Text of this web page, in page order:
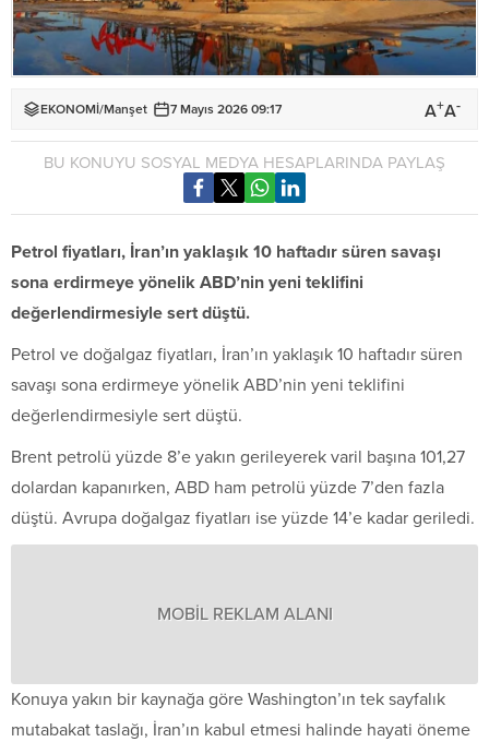
EKONOMİ/Manşet 7 Mayıs 2026 09:17 A+A-
BU KONUYU SOSYAL MEDYA HESAPLARINDA PAYLAŞ
Petrol fiyatları, İran’ın yaklaşık 10 haftadır süren savaşı
sona erdirmeye yönelik ABD’nin yeni teklifini
değerlendirmesiyle sert düştü.
Petrol ve doğalgaz fiyatları, İran’ın yaklaşık 10 haftadır süren
savaşı sona erdirmeye yönelik ABD’nin yeni teklifini
değerlendirmesiyle sert düştü.
Brent petrolü yüzde 8’e yakın gerileyerek varil başına 101,27
dolardan kapanırken, ABD ham petrolü yüzde 7’den fazla
düştü. Avrupa doğalgaz fiyatları ise yüzde 14’e kadar geriledi.
MOBİL REKLAM ALANI
Konuya yakın bir kaynağa göre Washington’ın tek sayfalık
mutabakat taslağı, İran’ın kabul etmesi halinde hayati öneme